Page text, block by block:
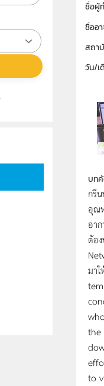
ชื่อผู้
ชื่ออ
สถา
วัน/เ
บท
กรี
อุณ
อา
ต้อ
มา
the
to